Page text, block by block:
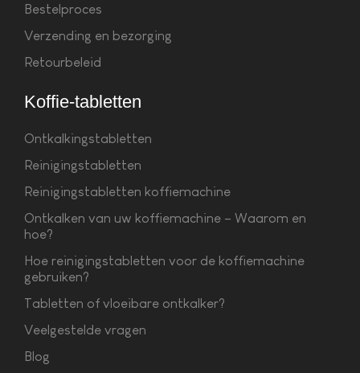
Bestelproces
Verzending en bezorging
Retourbeleid
Koffie-tabletten
Ontkalkingstabletten
Reinigingstabletten
Reinigingstabletten koffiemachine
Ontkalken van uw koffiemachine – Waarom en
hoe?
Hoe reinigingstabletten voor de koffiemachine
gebruiken?
Tabletten of vloeibare ontkalker?
Veelgestelde vragen
Blog